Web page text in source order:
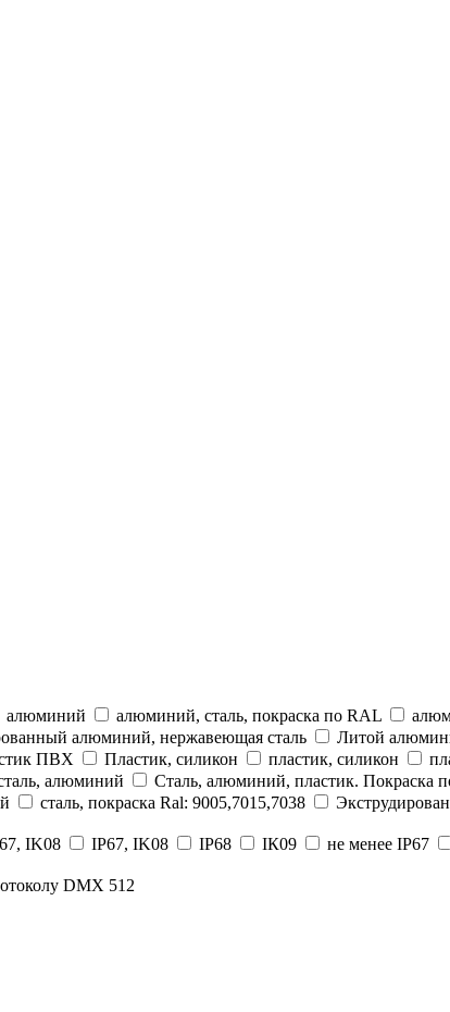
алюминий алюминий, сталь, покраска по RAL
алюминий, нержавеющая сталь Литой
ПВХ Пластик, силикон пластик, силикон
алюминий Сталь, алюминий, пластик. Покраска
сталь, покраска Ral: 9005,7015,7038
IK08 IP67, IK08 IP68 IК09 не менее IP67
DMX 512